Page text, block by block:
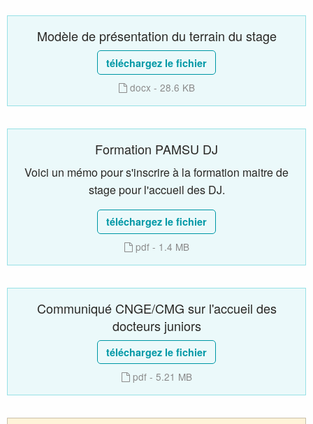
Modèle de présentation du terrain du stage
téléchargez le fichier
docx - 28.6 KB
Formation PAMSU DJ
Voici un mémo pour s'inscrire à la formation maitre de
stage pour l'accueil des DJ.
téléchargez le fichier
pdf - 1.4 MB
Communiqué CNGE/CMG sur l'accueil des
docteurs juniors
téléchargez le fichier
pdf - 5.21 MB